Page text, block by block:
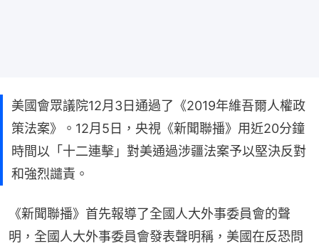
美國會眾議院12月3日通過了《2019年維吾爾人權政
策法案》。12月5日，央視《新聞聯播》用近20分鐘
時間以「十二連擊」對美通過涉疆法案予以堅決反對
和強烈譴責。
《新聞聯播》首先報導了全國人大外事委員會的聲
明，全國人大外事委員會發表聲明稱，美國在反恐問